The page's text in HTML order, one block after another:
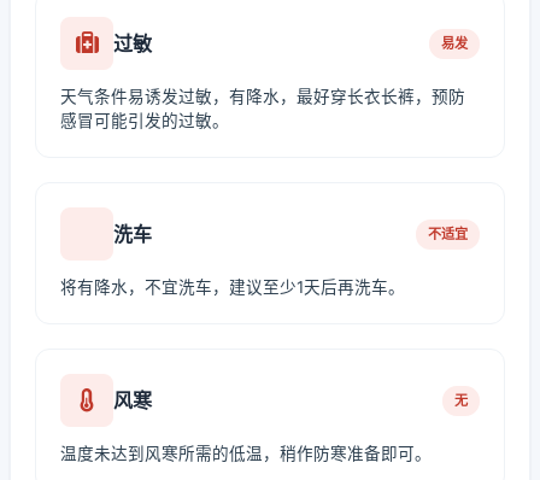
过敏 易发
天气条件易诱发过敏，有降水，最好穿长衣长裤，预防
感冒可能引发的过敏。
洗车 不适宜
将有降水，不宜洗车，建议至少1天后再洗车。
风寒 无
温度未达到风寒所需的低温，稍作防寒准备即可。